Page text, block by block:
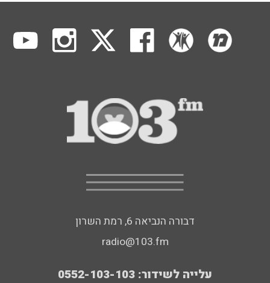
דבורה הנביאה 6, רמת השרון
radio@103.fm
עלייה לשידור: 0552-103-103